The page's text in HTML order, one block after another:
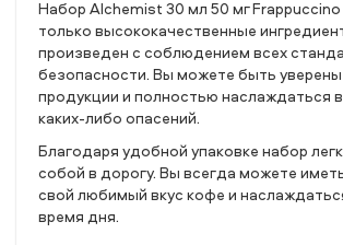
Набор Alchemist 30 мл 50 мг
только высококачественные
произведен с соблюдением всех
безопасности. Вы можете быть уверены
продукции и полностью наслаждаться
каких-либо опасений.
Благодаря удобной упаковке набор
собой в дорогу. Вы всегда можете
свой любимый вкус кофе и
время дня.